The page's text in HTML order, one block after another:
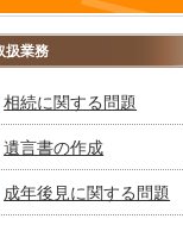
扱業務
相続に関する問題
遺言書の作成
成年後見に関する問題